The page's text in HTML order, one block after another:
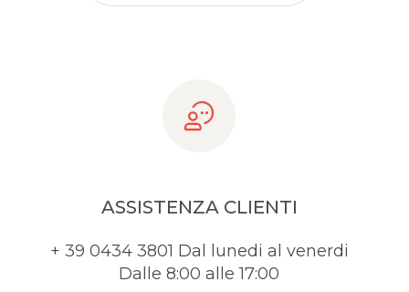
ASSISTENZA CLIENTI
+ 39 0434 3801 Dal lunedi al venerdi
Dalle 8:00 alle 17:00